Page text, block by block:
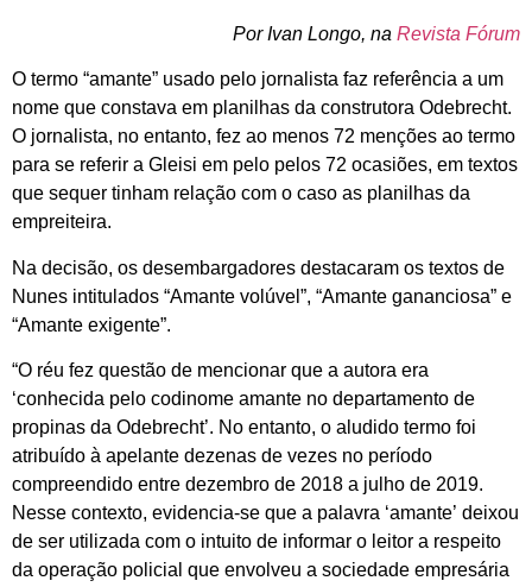
Por Ivan Longo, na Revista Fórum
O termo “amante” usado pelo jornalista faz referência a um
nome que constava em planilhas da construtora Odebrecht.
O jornalista, no entanto, fez ao menos 72 menções ao termo
para se referir a Gleisi em pelo pelos 72 ocasiões, em textos
que sequer tinham relação com o caso as planilhas da
empreiteira.
Na decisão, os desembargadores destacaram os textos de
Nunes intitulados “Amante volúvel”, “Amante gananciosa” e
“Amante exigente”.
“O réu fez questão de mencionar que a autora era
‘conhecida pelo codinome amante no departamento de
propinas da Odebrecht’. No entanto, o aludido termo foi
atribuído à apelante dezenas de vezes no período
compreendido entre dezembro de 2018 a julho de 2019.
Nesse contexto, evidencia-se que a palavra ‘amante’ deixou
de ser utilizada com o intuito de informar o leitor a respeito
da operação policial que envolveu a sociedade empresária